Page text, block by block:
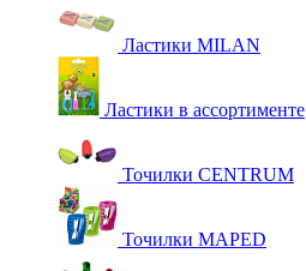
Ластики MILAN
Ластики в ассортименте
Точилки CENTRUM
Точилки MAPED